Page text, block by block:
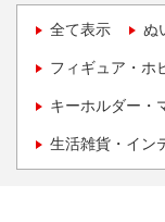
全て表示 ぬ
フィギュア・ホ
キーホルダー・
生活雑貨・イン